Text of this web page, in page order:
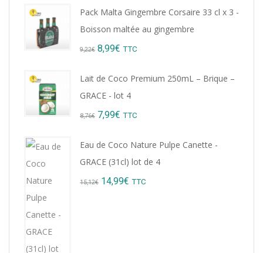
Pack Malta Gingembre Corsaire 33 cl x 3 -
Boisson maltée au gingembre
9,22€ Original
8,99€ Current
TTC
Lait de Coco Premium 250mL – Brique –
GRACE - lot 4
8,76€ Original
7,99€ Current
TTC
Eau de Coco Nature Pulpe Canette -
GRACE (31cl) lot de 4
15,12€ Original
14,99€ Current
TTC